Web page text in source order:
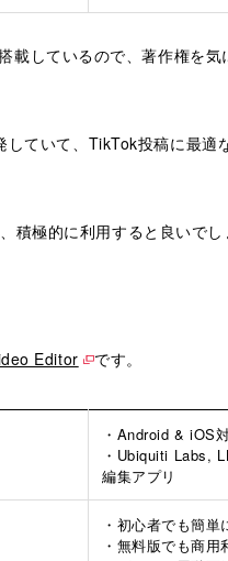
載しているので、著作権を
ていて、TikTok投稿に最適
積極的に利用すると良いでし
Editor です。
・Android & iOS
・Ubiquiti Labs,
編集アプリ
・初心者でも簡
・無料版でも商用